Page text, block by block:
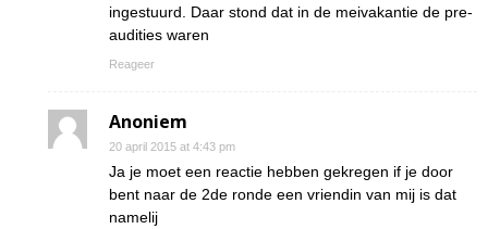
ingestuurd. Daar stond dat in de meivakantie de pre-
audities waren
Reageer
Anoniem
20 april 2015 at 4:43 pm
Ja je moet een reactie hebben gekregen if je door
bent naar de 2de ronde een vriendin van mij is dat
namelij